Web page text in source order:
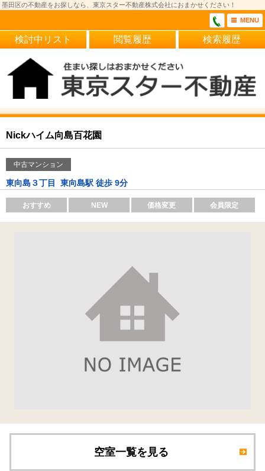
墨田区の不動産をお探しなら、東京スター不動産株式会社におまかせください！
MENU
検討中リスト 閲覧履歴 検索履歴
Nickハイム向島百花園
中古マンション
東向島３丁目 東向島駅 徒歩 9分
おすすめ NEW 価格変更 会員限定
空室一覧を見る